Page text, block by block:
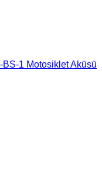
1 Motosiklet Aküsü